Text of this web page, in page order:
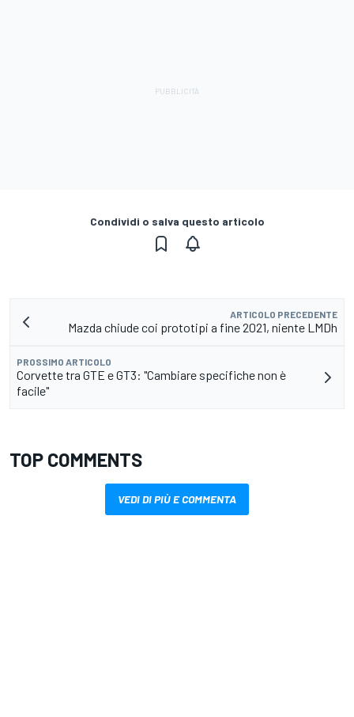
Condividi o salva questo articolo
ARTICOLO PRECEDENTE
Mazda chiude coi prototipi a fine 2021, niente LMDh
PROSSIMO ARTICOLO
Corvette tra GTE e GT3: "Cambiare specifiche non è
facile"
TOP COMMENTS
VEDI DI PIÙ E COMMENTA